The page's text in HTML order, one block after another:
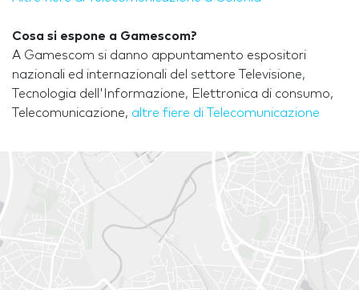
Cosa si espone a Gamescom?
A Gamescom si danno appuntamento espositori
nazionali ed internazionali del settore Televisione,
Tecnologia dell'Informazione, Elettronica di consumo,
Telecomunicazione, altre fiere di Telecomunicazione